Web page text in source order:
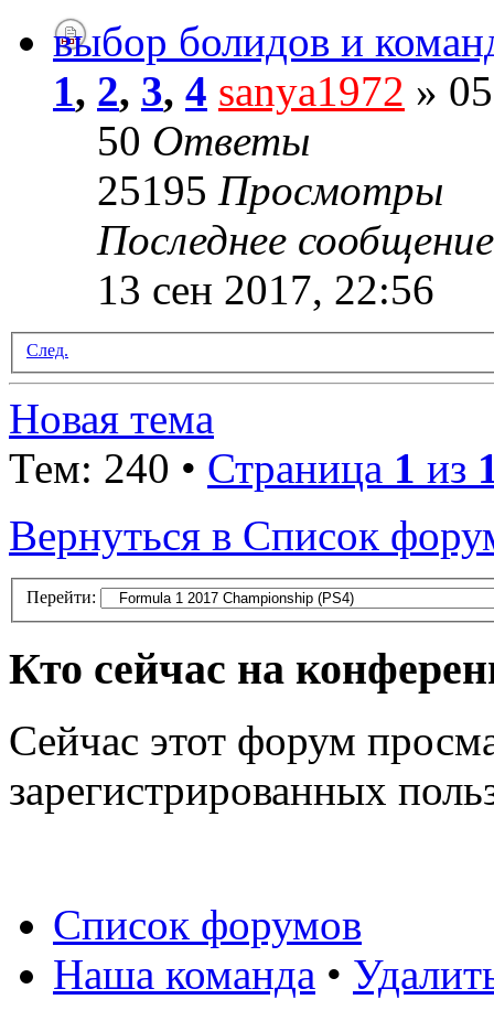
выбор болидов и
1, 2, 3, 4 sanya1972 »
50 Ответы
25195 Просмотры
Последнее
13 сен 2017, 22:56
След.
Новая тема
Тем: 240 • Страница 1 из
Вернуться в Список
Перейти:
Кто сейчас на
Сейчас этот форум
зарегистрированных
Список форумов
Наша команда •